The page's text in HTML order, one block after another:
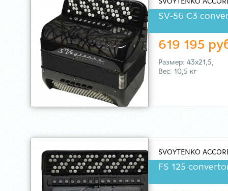
SVOYTENKO
SV-56 C3
619 195
Размер: 43х21,5,
Вес: 10,5 кг
SVOYTENKO
FS 125